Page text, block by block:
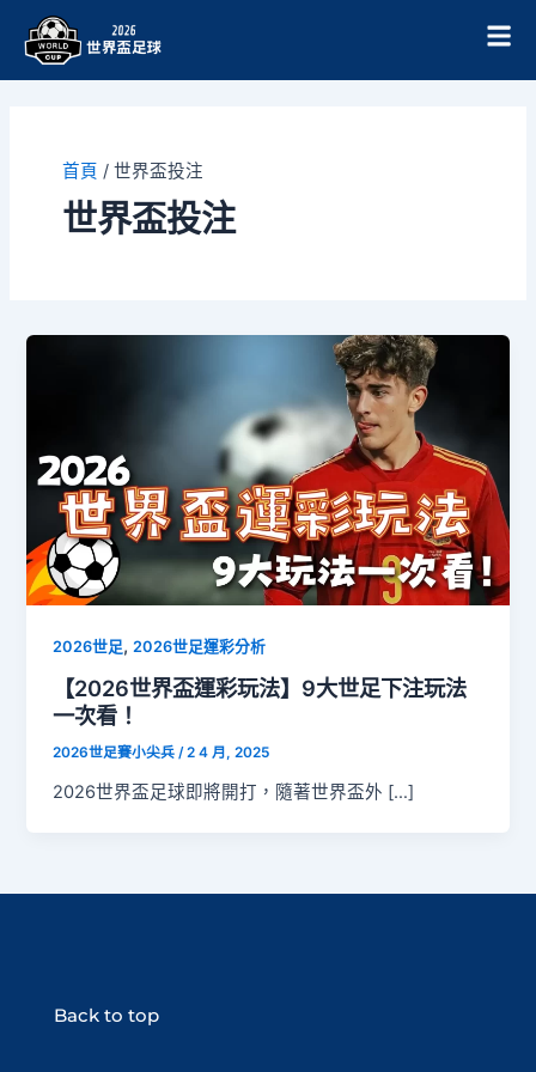
首頁 / 世界盃投注
世界盃投注
2026世足,2026世足運彩分析
【2026世界盃運彩玩法】9大世足下注玩法
一次看！
2026世足賽小尖兵/2 4 月, 2025
2026世界盃足球即將開打，隨著世界盃外 […]
Back to top